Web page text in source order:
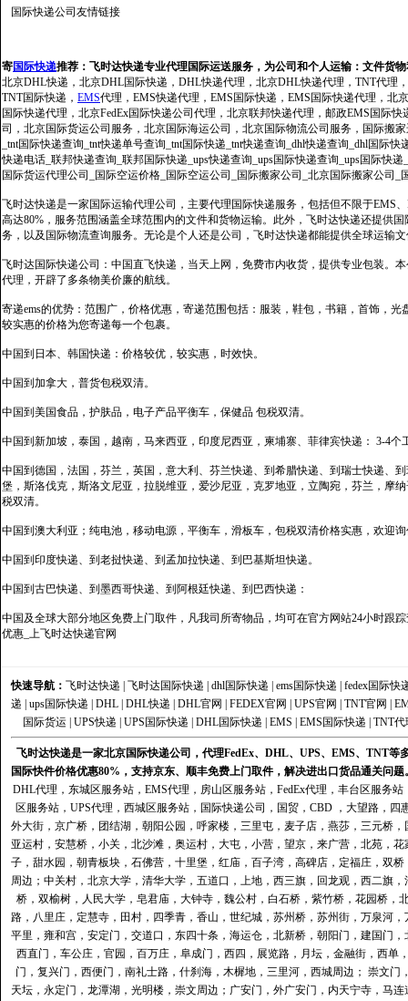
国际快递公司 友情链接
寄国际快递推荐： 飞时达快递专业代理国际运送服务，为公司和个人运输：文件货
北京DHL快递，北京DHL国际快递，DHL快递代理，北京DHL快递代理，TNT代理
TNT国际快递， EMS代理，EMS快递代理，EMS国际快递，EMS国际快递代理，北
国际快递代理，北京FedEx国际快递公司代理，北京联邦快递代理，邮政EMS国际
司，北京国际货运公司服务，北京国际海运公司，北京国际物流公司服务，国际搬
_tnt国际快递查询_tnt快递单号查询_tnt国际快递_tnt快递查询_dhl快递查询_dhl国际
快递电话_联邦快递查询_联邦国际快递_ups快递查询_ups国际快递查询_ups国际快
国际货运代理公司_国际空运价格_国际空运公司_国际搬家公司_北京国际搬家公司_
飞时达快递是一家国际运输代理公司，主要代理国际快递服务，包括但不限于EMS
高达80%，服务范围涵盖全球范围内的文件和货物运输。此外，飞时达快递还提供
务，以及国际物流查询服务。无论是个人还是公司，飞时达快递都能提供全球运输
飞时达国际快递公司：中国直飞快递，当天上网，免费市内收货，提供专业包装。
代理，开辟了多条物美价廉的航线。
寄递ems的优势：范围广，价格优惠，寄递范围包括：服装，鞋包，书籍，首饰，
较实惠的价格为您寄递每一个包裹。
中国到日本、韩国快递：价格较优，较实惠，时效快。
中国到加拿大，普货包税双清。
中国到美国食品，护肤品，电子产品平衡车，保健品 包税双清。
中国到新加坡，泰国，越南，马来西亚，印度尼西亚，柬埔寨、菲律宾快递： 3-4个
中国到德国，法国，芬兰，英国，意大利、芬兰快递、到希腊快递、到瑞士快递、
堡，斯洛伐克，斯洛文尼亚，拉脱维亚，爱沙尼亚，克罗地亚，立陶宛，芬兰，摩
税双清。
中国到澳大利亚；纯电池，移动电源，平衡车，滑板车，包税双清价格实惠，欢迎
中国到印度快递、到老挝快递、到孟加拉快递、到巴基斯坦快递。
中国到古巴快递、到墨西哥快递、到阿根廷快递、到巴西快递：
中国及全球大部分地区免费上门取件，凡我司所寄物品，均可在官方网站24小时跟
优惠_上飞时达快递官网
快速导航： 飞时达快递 飞时达国际快递 dhl国际快递 ems国际快递
fedex国际快
递
ups国际快递 DHL DHL快递 DHL官网 FEDEX官网 UPS官网 TNT官网
国际货运| UPS快递 UPS国际快递 DHL国际快递 EMS EMS国际快递 TNT代
飞时达快递是一家北京国际快递公司，代理FedEx、DHL、UPS、EMS、TNT
国际快件价格优惠80%，支持京东、顺丰免费上门取件，解决进出口货品通关问题
DHL代理 ， 东城区服务站 ， EMS代理 ， 房山区服务站 ， FedEx代理 ， 丰台区服务站
区服务站， UPS代理 ， 西城区服务站， 国际快递公司 ，国贸，CBD ，大望路，
外大街，京广桥，团结湖，朝阳公园，呼家楼，三里屯，麦子店，燕莎，三元桥
亚运村，安慧桥，小关，北沙滩，奥运村，大屯，小营，望京，来广营，北苑，
子，甜水园，朝青板块，石佛营，十里堡，红庙，百子湾，高碑店，定福庄，双
周边；中关村，北京大学，清华大学，五道口，上地，西三旗，回龙观，西二旗
桥，双榆树，人民大学，皂君庙，大钟寺，魏公村，白石桥，紫竹桥，花园桥
路，八里庄，定慧寺，田村，四季青，香山，世纪城，苏州桥，苏州街，万泉河
平里，雍和宫，安定门，交道口，东四十条，海运仓，北新桥，朝阳门，建国门
西直门，车公庄，官园，百万庄，阜成门，西四，展览路，月坛，金融街，西
门，复兴门，西便门，南礼士路，什刹海，木樨地，三里河，西城周边； 崇文
天坛，永定门，龙潭湖，光明楼，崇文周边；广安门，外广安门，内天宁寺，马